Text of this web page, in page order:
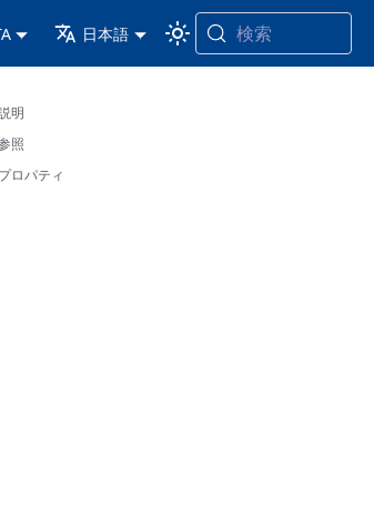
日本語 検索
明
照
プロパティ